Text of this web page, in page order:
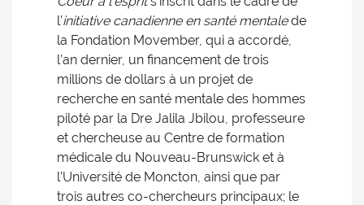
l’initiative canadienne en santé mentalede
la Fondation Movember, qui a accordé,
l’an dernier, un financement de trois
millions de dollars à un projet de
recherche en santé mentale des hommes
piloté par la Dre Jalila Jbilou, professeure
et chercheuse au Centre de formation
médicale du Nouveau-Brunswick et à
l’Université de Moncton, ainsi que par
trois autres co-chercheurs principaux; le